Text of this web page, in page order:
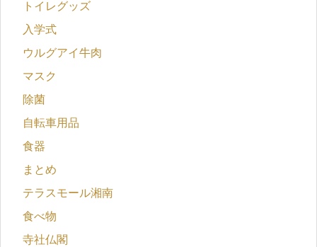
トイレグッズ
入学式
ウルグアイ牛肉
マスク
除菌
自転車用品
食器
まとめ
テラスモール湘南
食べ物
寺社仏閣